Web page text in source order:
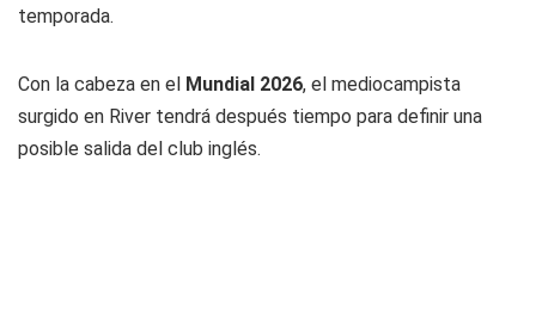
temporada.
Con la cabeza en el Mundial 2026, el mediocampista
surgido en River tendrá después tiempo para definir una
posible salida del club inglés.